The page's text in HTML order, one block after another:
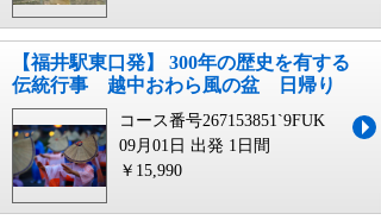
【福井駅東口発】 300年の歴史を有する
伝統行事 越中おわら風の盆 日帰り
コース番号267153851`9FUK
09月01日 出発 1日間
￥15,990